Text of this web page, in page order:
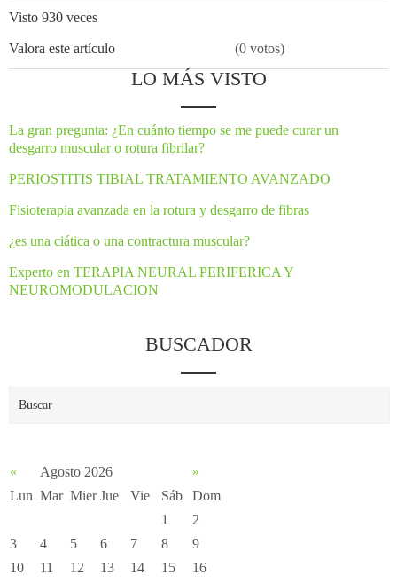
Visto 930 veces
Valora este artículo (0 votos)
LO MÁS VISTO
La gran pregunta: ¿En cuánto tiempo se me puede curar un
desgarro muscular o rotura fibrilar?
PERIOSTITIS TIBIAL TRATAMIENTO AVANZADO
Fisioterapia avanzada en la rotura y desgarro de fibras
¿es una ciática o una contractura muscular?
Experto en TERAPIA NEURAL PERIFERICA Y
NEUROMODULACION
BUSCADOR
« Agosto 2026
»
Lun Mar Mier Jue Vie Sáb
Dom
1
2
3
4 5 6 7 8
9
10
11 12 13 14 15
16